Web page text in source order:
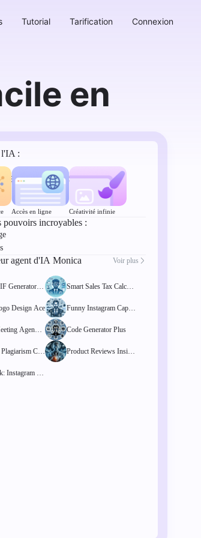
Tutorial Tarification Connexion
en
pour vous.
l'IA :
Accès en ligne Créativité infinie
pouvoirs incroyables :
agent d'IA Monica Voir plus
Generator Pr
Smart Sales Tax Calcula
Design Ace
Funny Instagram Captio
Agenda
Code Generator Plus
Che
Product Reviews Insigh
Instagram St